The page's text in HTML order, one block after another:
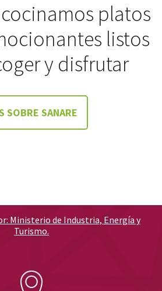
platos
listos
y disfrutar
SOBRE SANARE
Ministerio de Industria, Energía y
Turismo.